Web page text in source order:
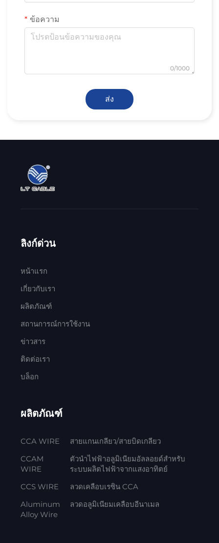
ข้อความ
0/1000
ส่ง
ลิงก์ด่วน
หน้าแรก
เกี่ยวกับเรา
ผลิตภัณฑ์
สถานการณ์การใช้งาน
ข่าวสาร
ติดต่อเรา
บล็อก
ผลิตภัณฑ์
CCA WIRE
CCAM
WIRE
CCS WIRE
Aluminum
Alloy Wire
สายแกนเกลียว/สายบิดเกลียว
ตัวนำไฟฟ้าอลูมิเนียมอัลลอยด์สำหรับ
ระบบผลิตไฟฟ้าจากแสงอาทิตย์
ลวดเคลือบเรซิน CCA
ลวดอลูมิเนียมเคลือบอีนาเมล